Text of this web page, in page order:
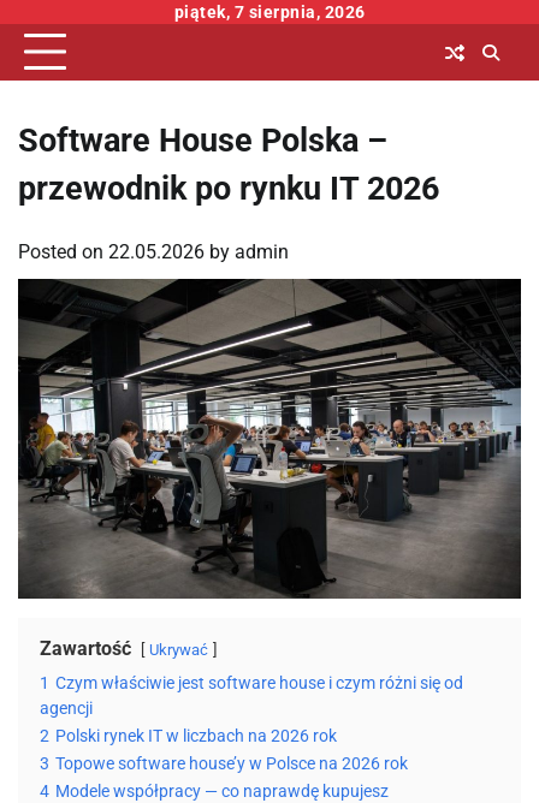
content
piątek, 7 sierpnia, 2026
Software House Polska –
przewodnik po rynku IT 2026
Posted on 22.05.2026 by admin
Zawartość Ukrywać
1 Czym właściwie jest software house i czym różni się od
agencji
2 Polski rynek IT w liczbach na 2026 rok
3 Topowe software house’y w Polsce na 2026 rok
4 Modele współpracy — co naprawdę kupujesz